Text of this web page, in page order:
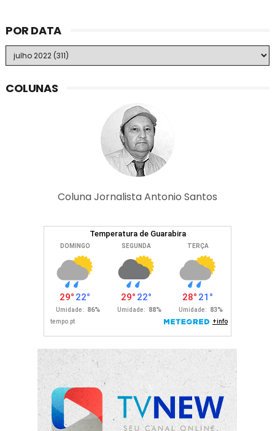
POR DATA
COLUNAS
Coluna Jornalista Antonio Santos